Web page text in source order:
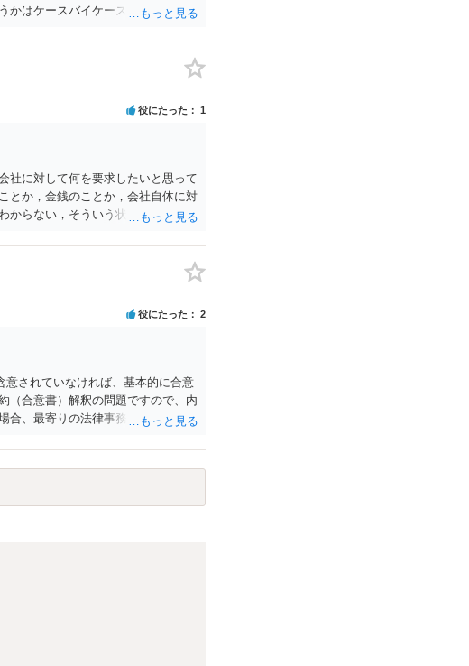
かはケースバイケースです。
役にたった 1
社に対して何を要求したいと思って
とか，金銭のことか，会社自体に対
からない，そういう状態なのであれ
役にたった 2
されていなければ、基本的に合意
（合意書）解釈の問題ですので、内
合、最寄りの法律事務所で相談され